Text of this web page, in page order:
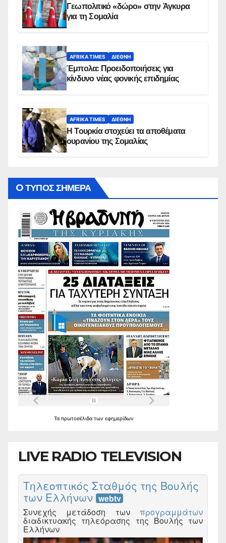
Γεωπολιτικό «δώρο» στην Άγκυρα
για τη Σομαλία
AFRIKA TIMES ΔΙΕΘΝΉ
Έμπολα: Προειδοποιήσεις για
κίνδυνο νέας φονικής επιδημίας
AFRIKA TIMES ΔΙΕΘΝΉ
Η Τουρκία στοχεύει τα αποθέματα
ουρανίου της Σομαλίας
O ΤΥΠΟΣ ΣΗΜΕΡΑ
Τα πρωτοσέλιδα των εφημερίδων
LIVE RADIO TELEVISION